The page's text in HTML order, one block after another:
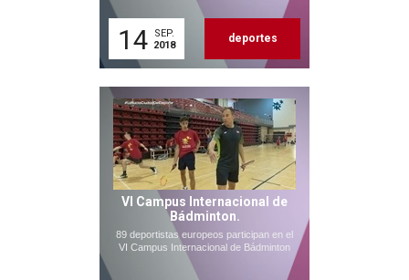
14
SEP.
2018
deportes
VI Campus Internacional de
Bádminton.
89 deportistas europeos participan en el
VI Campus Internacional de Bádminton